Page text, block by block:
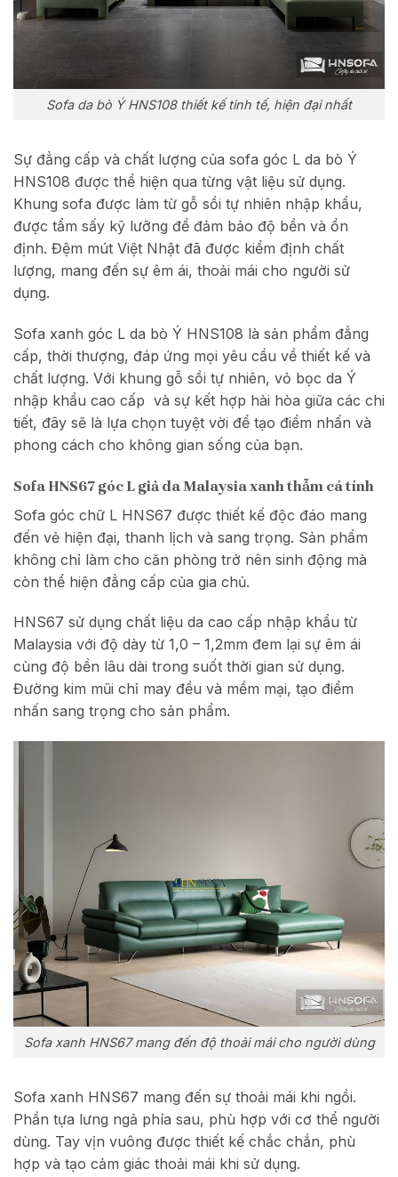
Sofa da bò Ý HNS108 thiết kế tinh tế, hiện đại nhất
Sự đẳng cấp và chất lượng của sofa góc L da bò Ý
HNS108 được thể hiện qua từng vật liệu sử dụng.
Khung sofa được làm từ gỗ sồi tự nhiên nhập khẩu,
được tẩm sấy kỹ lưỡng để đảm bảo độ bền và ổn
định. Đệm mút Việt Nhật đã được kiểm định chất
lượng, mang đến sự êm ái, thoải mái cho người sử
dụng.
Sofa xanh góc L da bò Ý HNS108 là sản phẩm đẳng
cấp, thời thượng, đáp ứng mọi yêu cầu về thiết kế và
chất lượng. Với khung gỗ sồi tự nhiên, vỏ bọc da Ý
nhập khẩu cao cấp và sự kết hợp hài hòa giữa các chi
tiết, đây sẽ là lựa chọn tuyệt vời để tạo điểm nhấn và
phong cách cho không gian sống của bạn.
Sofa HNS67 góc L giả da Malaysia xanh thẫm cá tính
Sofa góc chữ L HNS67 được thiết kế độc đáo mang
đến vẻ hiện đại, thanh lịch và sang trọng. Sản phẩm
không chỉ làm cho căn phòng trở nên sinh động mà
còn thể hiện đẳng cấp của gia chủ.
HNS67 sử dụng chất liệu da cao cấp nhập khẩu từ
Malaysia với độ dày từ 1,0 – 1,2mm đem lại sự êm ái
cùng độ bền lâu dài trong suốt thời gian sử dụng.
Đường kim mũi chỉ may đều và mềm mại, tạo điểm
nhấn sang trọng cho sản phẩm.
Sofa xanh HNS67 mang đến độ thoải mái cho người dùng
Sofa xanh HNS67 mang đến sự thoải mái khi ngồi.
Phần tựa lưng ngả phía sau, phù hợp với cơ thể người
dùng. Tay vịn vuông được thiết kế chắc chắn, phù
hợp và tạo cảm giác thoải mái khi sử dụng.